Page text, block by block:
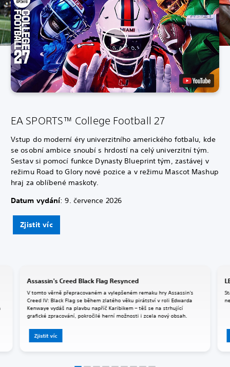
EA SPORTS™ College Football 27
Vstup do moderní éry univerzitního amerického fotbalu, kde
se osobní ambice snoubí s hrdostí na celý univerzitní tým.
Sestav si pomocí funkce Dynasty Blueprint tým, zastávej v
režimu Road to Glory nové pozice a v režimu Mascot Mashup
hraj za oblíbené maskoty.
Datum vydání: 9. července 2026
Zjistit víc
Assassin's Creed Black Flag Resynced
V tomto věrně přepracovaném a vylepšeném remaku hry Assassin's
Creed IV: Black Flag se během zlatého věku pirátství v roli Edwarda
Kenwaye vydáš na plavbu napříč Karibikem – těš se na strhující
grafické zpracování, pokročilé herní možnosti i zcela nový obsah.
Zjistit víc